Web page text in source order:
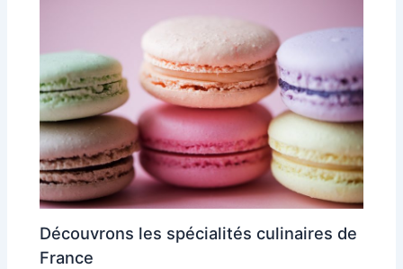
Découvrons les spécialités culinaires de
France